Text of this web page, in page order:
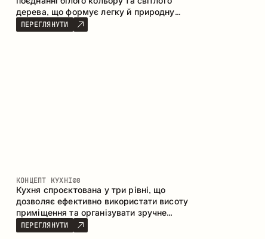
дерева, що формує легку й природну
атмосферу. П-подібна конфігурація
забезпечує ергономіку та зручність у
ПЕРЕГЛЯНУТИ
КОНЦЕПТ КУХНІ08
Кухня спроєктована у три рівні, що
дозволяє ефективно використати висоту
приміщення та організувати зручне
зберігання. Лінійна конфігурація
підкреслює лаконічність і цілісність
ПЕРЕГЛЯНУТИ